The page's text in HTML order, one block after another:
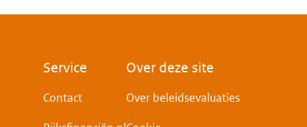
Voet
Service
Contact
Over deze site
Over beleidsevaluaties